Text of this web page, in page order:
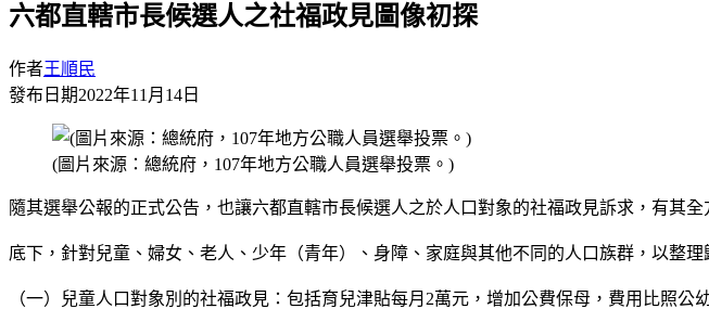
六都直轄市長候選人之社福政見圖像初探
作者王順民
發布日期2022年11月14日
(圖片來源：總統府，107年地方公職人員選舉投票。)
隨其選舉公報的正式公告，也讓六都直轄市長候選人之於人口對象的社福政見訴求，有其全
底下，針對兒童、婦女、老人、少年（青年）、身障、家庭與其他不同的人口族群，以整
（一）兒童人口對象別的社福政見：包括育兒津貼每月2萬元，增加公費保母，費用比照